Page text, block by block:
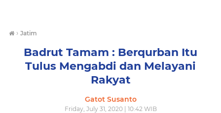
› Jatim
Badrut Tamam : Berqurban Itu
Tulus Mengabdi dan Melayani
Rakyat
Gatot Susanto
Friday, July 31, 2020 | 10:42 WIB